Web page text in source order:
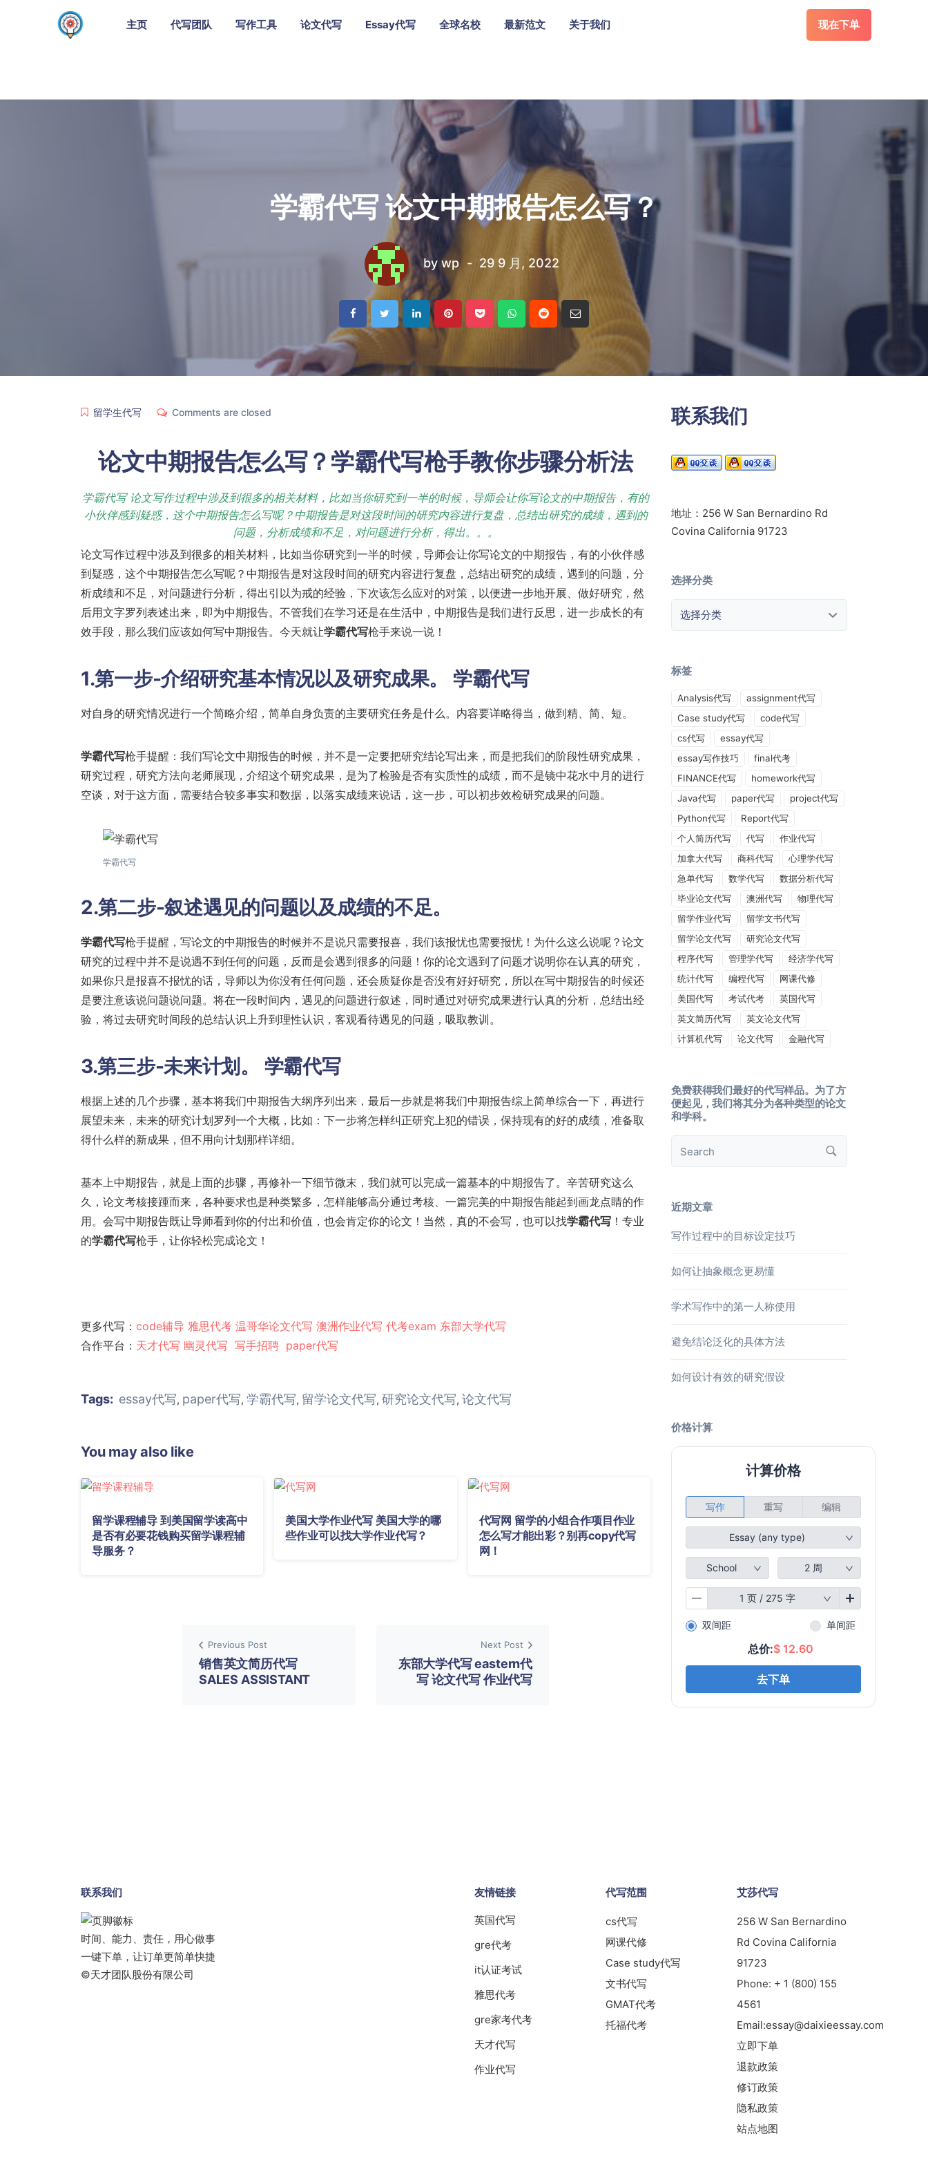
主页 代写团队 写作工具 论文代写 Essay代写 全球名校 最新范文 关于我们 现在下单
学霸代写 论文中期报告怎么写？
by wp 29 9 月, 2022
留学生代写 Comments are closed
论文中期报告怎么写？学霸代写枪手教你步骤分析法
学霸代写 论文写作过程中涉及到很多的相关材料，比如当你研究到一半的时候，导师会让你写论文的中期报告，有的
小伙伴感到疑惑，这个中期报告怎么写呢？中期报告是对这段时间的研究内容进行复盘，总结出研究的成绩，遇到的
问题，分析成绩和不足，对问题进行分析，得出。。。
论文写作过程中涉及到很多的相关材料，比如当你研究到一半的时候，导师会让你写论文的中期报告，有的小伙伴感
到疑惑，这个中期报告怎么写呢？中期报告是对这段时间的研究内容进行复盘，总结出研究的成绩，遇到的问题，分
析成绩和不足，对问题进行分析，得出引以为戒的经验，下次该怎么应对的对策，以便进一步地开展、做好研究，然
后用文字罗列表述出来，即为中期报告。不管我们在学习还是在生活中，中期报告是我们进行反思，进一步成长的有
效手段，那么我们应该如何写中期报告。今天就让学霸代写枪手来说一说！
1.第一步-介绍研究基本情况以及研究成果。 学霸代写
对自身的研究情况进行一个简略介绍，简单自身负责的主要研究任务是什么。内容要详略得当，做到精、简、短。
学霸代写枪手提醒：我们写论文中期报告的时候，并不是一定要把研究结论写出来，而是把我们的阶段性研究成果，
研究过程，研究方法向老师展现，介绍这个研究成果，是为了检验是否有实质性的成绩，而不是镜中花水中月的进行
空谈，对于这方面，需要结合较多事实和数据，以落实成绩来说话，这一步，可以初步效检研究成果的问题。
学霸代写
2.第二步-叙述遇见的问题以及成绩的不足。
学霸代写枪手提醒，写论文的中期报告的时候并不是说只需要报喜，我们该报忧也需要报忧！为什么这么说呢？论文
研究的过程中并不是说遇不到任何的问题，反而是会遇到很多的问题！你的论文遇到了问题才说明你在认真的研究，
如果你只是报喜不报忧的话，导师以为你没有任何问题，还会质疑你是否没有好好研究，所以在写中期报告的时候还
是要注意该说问题说问题。将在一段时间内，遇见的问题进行叙述，同时通过对研究成果进行认真的分析，总结出经
验，将过去研究时间段的总结认识上升到理性认识，客观看待遇见的问题，吸取教训。
3.第三步-未来计划。 学霸代写
根据上述的几个步骤，基本将我们中期报告大纲序列出来，最后一步就是将我们中期报告综上简单综合一下，再进行
展望未来，未来的研究计划罗列一个大概，比如：下一步将怎样纠正研究上犯的错误，保持现有的好的成绩，准备取
得什么样的新成果，但不用向计划那样详细。
基本上中期报告，就是上面的步骤，再修补一下细节微末，我们就可以完成一篇基本的中期报告了。辛苦研究这么
久，论文考核接踵而来，各种要求也是种类繁多，怎样能够高分通过考核、一篇完美的中期报告能起到画龙点睛的作
用。会写中期报告既让导师看到你的付出和价值，也会肯定你的论文！当然，真的不会写，也可以找学霸代写 ！专业
的学霸代写枪手，让你轻松完成论文！
更多代写： code辅导 雅思代考 温哥华论文代写 澳洲作业代写 代考exam 东部大学代写
合作平台： 天才代写 幽灵代写 写手招聘 paper代写
Tags: essay代写, paper代写, 学霸代写, 留学论文代写, 研究论文代写, 论文代写
You may also like
留学课程辅导 到美国留学读高中
是否有必要花钱购买留学课程辅
导服务？
美国大学作业代写 美国大学的哪
些作业可以找大学作业代写？
代写网 留学的小组合作项目作业
怎么写才能出彩？别再copy代写
网！
Previous Post
销售英文简历代写
SALES ASSISTANT
Next Post
东部大学代写 eastern代
写 论文代写 作业代写
联系我们
地址：256 W San Bernardino Rd
Covina California 91723
选择分类
标签
Analysis代写
assignment代写
Case study代写
code代写
cs代写
essay代写
essay写作技巧
final代考
FINANCE代写
homework代写
Java代写
paper代写
project代写
Python代写
Report代写
个人简历代写
代写
作业代写
加拿大代写
商科代写
心理学代写
急单代写
数学代写
数据分析代写
毕业论文代写
澳洲代写
物理代写
留学作业代写
留学文书代写
留学论文代写
研究论文代写
程序代写
管理学代写
经济学代写
统计代写
编程代写
网课代修
美国代写
考试代考
英国代写
英文简历代写
英文论文代写
计算机代写
论文代写 金融代写
免费获得我们最好的代写样品。为了方
便起见，我们将其分为各种类型的论文
和学科。
近期文章
写作过程中的目标设定技巧
如何让抽象概念更易懂
学术写作中的第一人称使用
避免结论泛化的具体方法
如何设计有效的研究假设
价格计算
联系我们
时间、能力、责任，用心做事
一键下单，让订单更简单快捷
©天才团队股份有限公司
友情链接
英国代写
gre代考
it认证考试
雅思代考
gre家考代考
天才代写
作业代写
代写范围
cs代写
网课代修
Case study代写
文书代写
GMAT代考
托福代考
艾莎代写
256 W San Bernardino
Rd Covina California
91723
Phone: + 1 (800) 155
4561
Email:essay@daixieessay.com
立即下单
退款政策
修订政策
隐私政策
站点地图